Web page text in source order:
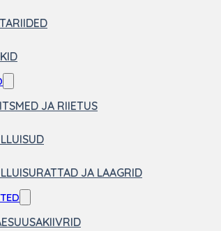
JA RIIETUS
JA LAAGRID